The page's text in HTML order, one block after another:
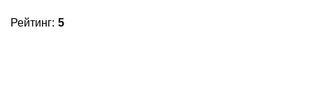
Рейтинг: 5